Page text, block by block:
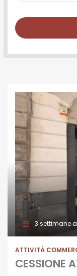
3 settimane
ATTIVITÀ
CESSIONE